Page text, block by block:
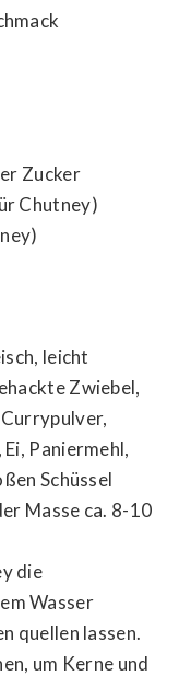
Zucker
Chutney)
leicht
Zwiebel,
Paniermehl,
Schüssel
Masse ca. 8-10
die
Wasser
quellen lassen.
um Kerne und